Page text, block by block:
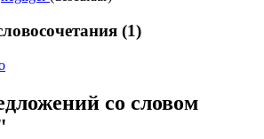
(1)
со словом